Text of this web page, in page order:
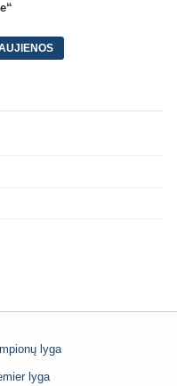
lyga
lyga